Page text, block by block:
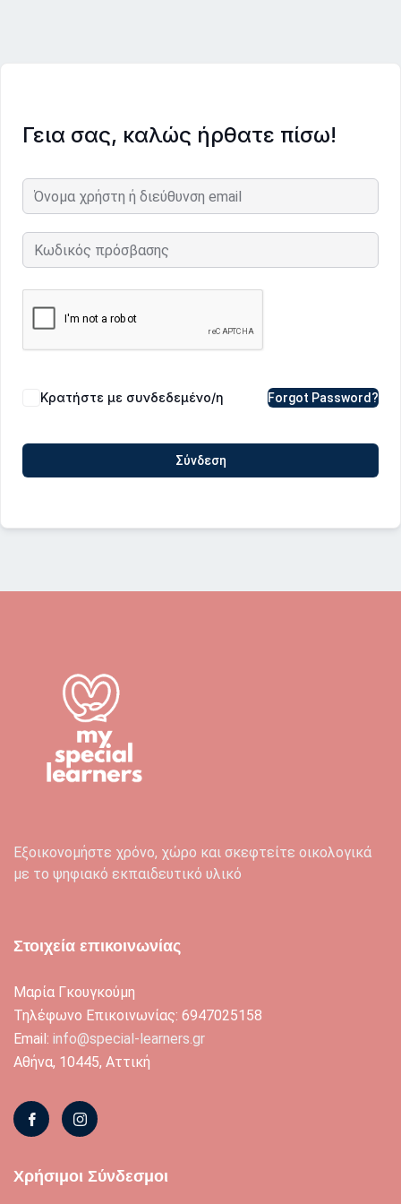
Γεια σας, καλώς ήρθατε πίσω!
Κρατήστε με συνδεδεμένο/η Forgot Password?
Σύνδεση
Εξοικονομήστε χρόνο, χώρο και σκεφτείτε οικολογικά
με το ψηφιακό εκπαιδευτικό υλικό
Στοιχεία επικοινωνίας
Μαρία Γκουγκούμη
Τηλέφωνο Επικοινωνίας: 6947025158
Email: info@special-learners.gr
Αθήνα, 10445, Αττική
Χρήσιμοι Σύνδεσμοι